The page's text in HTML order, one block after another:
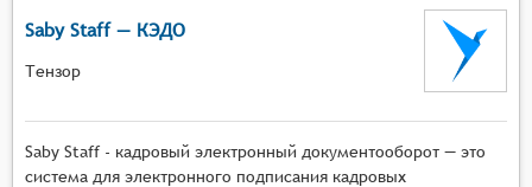
Saby Staff — КЭДО
Тензор
Saby Staff - кадровый электронный документооборот — это
система для электронного подписания кадровых